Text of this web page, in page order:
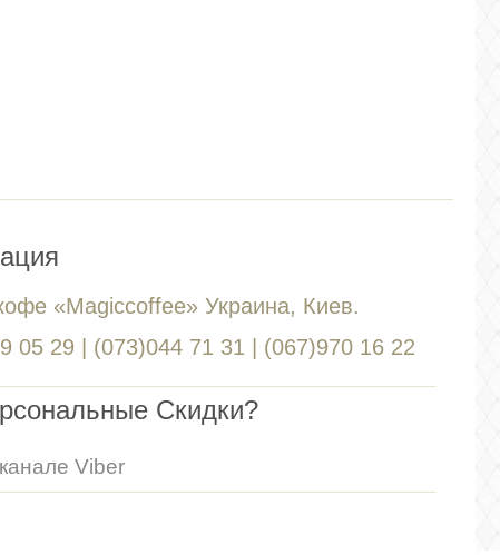
«Magiccoffee» Украина, Киев.
05 29 | (073)044 71 31 | (067)970 16 22
Скидки?
Viber